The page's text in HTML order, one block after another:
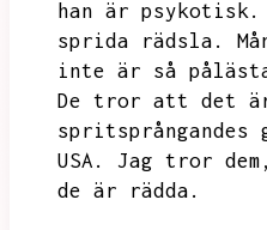
han är psykotisk.
sprida rädsla.
inte är så
De tror att det
USA.
Jag tror dem,
de är rädda.